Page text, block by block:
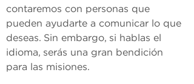
contaremos con personas que
pueden ayudarte a comunicar lo que
deseas. Sin embargo, si hablas el
idioma, serás una gran bendición
para las misiones.